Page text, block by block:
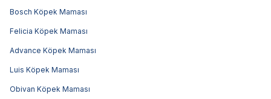
Bosch Köpek Maması
Felicia Köpek Maması
Advance Köpek Maması
Luis Köpek Maması
Obivan Köpek Maması